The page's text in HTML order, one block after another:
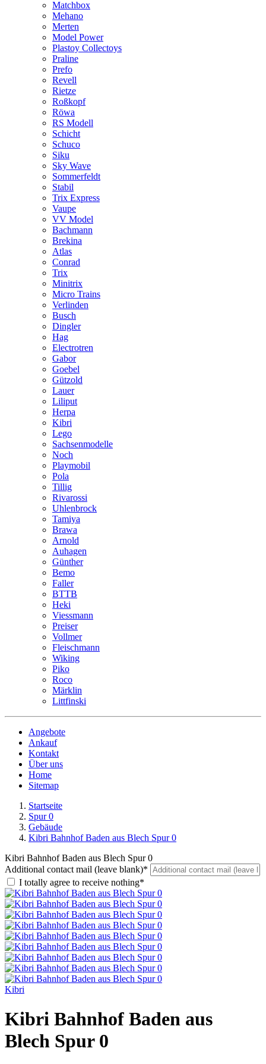
Matchbox
Mehano
Merten
Model Power
Plastoy Collectoys
Praline
Prefo
Revell
Rietze
Roßkopf
Röwa
RS Modell
Schicht
Schuco
Siku
Sky Wave
Sommerfeldt
Stabil
Trix Express
Vaupe
VV Model
Bachmann
Brekina
Atlas
Conrad
Trix
Minitrix
Micro Trains
Verlinden
Busch
Dingler
Hag
Electrotren
Gabor
Goebel
Gützold
Lauer
Liliput
Herpa
Kibri
Lego
Sachsenmodelle
Noch
Playmobil
Pola
Tillig
Rivarossi
Uhlenbrock
Tamiya
Brawa
Arnold
Auhagen
Günther
Bemo
Faller
BTTB
Heki
Viessmann
Preiser
Vollmer
Fleischmann
Wiking
Piko
Roco
Märklin
Littfinski
Angebote
Ankauf
Kontakt
Über uns
Home
Sitemap
Startseite
Spur 0
Gebäude
Kibri Bahnhof Baden aus Blech Spur 0
Kibri Bahnhof Baden aus Blech Spur 0
Additional contact mail (leave blank)*
I totally agree to receive nothing*
Kibri
Kibri Bahnhof Baden aus
Blech Spur 0